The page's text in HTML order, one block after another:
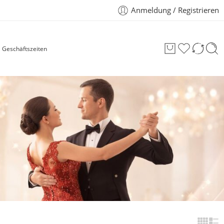
Anmeldung / Registrieren
Geschäftszeiten